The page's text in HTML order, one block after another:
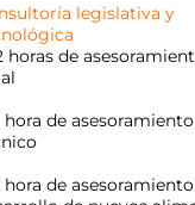
legislativa y
horas de
hora de asesoramiento
hora de